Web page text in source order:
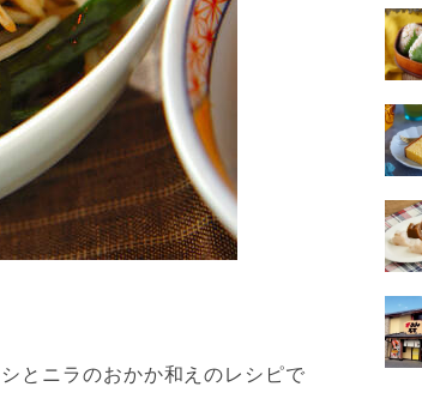
とニラのおかか和えのレシピで